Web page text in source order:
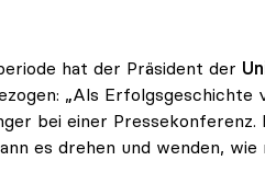
hat der Präsident der
„Als
bei einer
es drehen und wenden,